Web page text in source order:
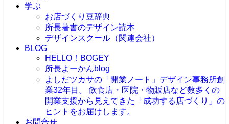
学ぶ
お店づくり豆辞典
所長著書のデザイン読本
デザインスクール（関連会社）
BLOG
HELLO！BOGEY
所長よーかんblog
よしだツカサの「開業ノート」 デザイン事務所創
業32年目。 飲食店・医院・物販店など数多くの
開業支援から見えてきた「成功する店づくり」の
ヒントをお届けします。
お問合せ